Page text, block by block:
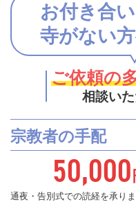
お付き合
寺がない
ご依頼の
相談い
宗教者の手配
50,000
通夜・告別式での読経を承り